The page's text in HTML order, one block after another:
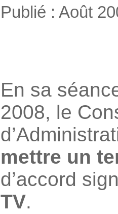
Publié : Août
En sa
2008, le
mettre un
d’accord
TV.